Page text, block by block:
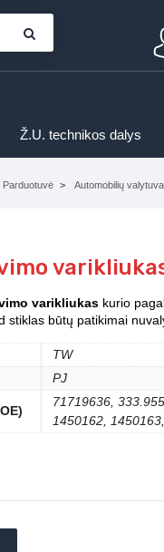
Ž.U. technikos dalys
Parduotuvė Automobilių
varikliukas kurio
stiklas būtų patikimai
TW
PJ
71719636,
1450162,